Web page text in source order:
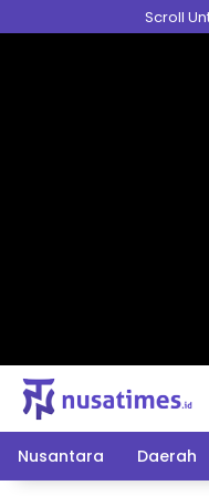
ke
Scroll
Nusantara Daerah